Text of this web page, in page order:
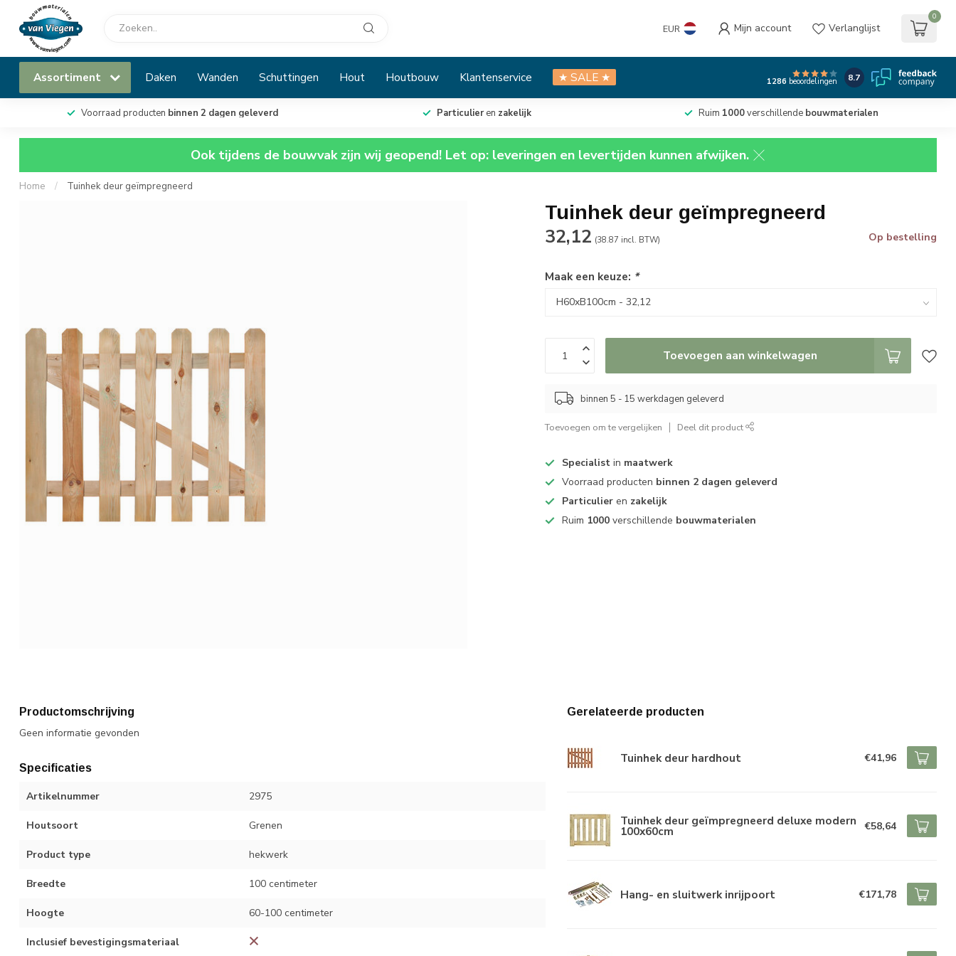
EUR Mijn account Verlanglijst
0
Assortiment Daken Wanden Schuttingen Hout Houtbouw Klantenservice ★ SALE ★ 1286 beoordelingen 8.7
Voorraad producten binnen 2 dagen geleverd Particulieren zakelijk Ruim 1000verschillende bouwmaterialen
Ook tijdens de bouwvak zijn wij geopend! Let op: leveringen en levertijden kunnen afwijken.
Home / Tuinhek deur geïmpregneerd
Tuinhek deur geïmpregneerd
32,12 (38.87 incl. BTW) Op bestelling
Maak een keuze: *
Toevoegen aan winkelwagen
binnen 5 - 15 werkdagen geleverd
Toevoegen om te vergelijken Deel dit product
Specialist in maatwerk
Voorraad producten binnen 2 dagen geleverd
Particulier en zakelijk
Ruim 1000 verschillende bouwmaterialen
Productomschrijving
Geen informatie gevonden
Specificaties
Artikelnummer 2975
Houtsoort Grenen
Product type hekwerk
Breedte 100 centimeter
Hoogte 60-100 centimeter
Inclusief bevestigingsmateriaal
Gerelateerde producten
Tuinhek deur hardhout €41,96
Tuinhek deur geïmpregneerd deluxe modern
100x60cm €58,64
Hang- en sluitwerk inrijpoort €171,78